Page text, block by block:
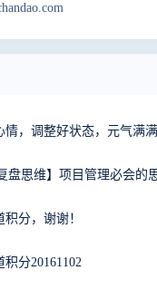
情，调整好状态，元气满
盘思维】项目管理必会的
积分，谢谢！
积分20161102